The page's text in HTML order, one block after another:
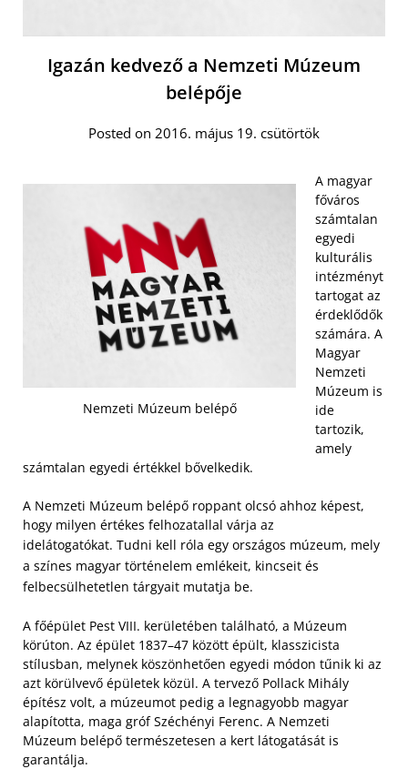
Igazán kedvező a Nemzeti Múzeum
belépője
Posted on 2016. május 19. csütörtök
Nemzeti Múzeum belépő
A magyar
főváros
számtalan
egyedi
kulturális
intézményt
tartogat az
érdeklődők
számára. A
Magyar
Nemzeti
Múzeum is
ide
tartozik,
amely
számtalan egyedi értékkel bővelkedik.
A Nemzeti Múzeum belépő roppant olcsó ahhoz képest,
hogy milyen értékes felhozatallal várja az
idelátogatókat. Tudni kell róla egy országos múzeum, mely
a színes magyar történelem emlékeit, kincseit és
felbecsülhetetlen tárgyait mutatja be.
A főépület Pest VIII. kerületében található, a Múzeum
körúton. Az épület 1837–47 között épült, klasszicista
stílusban, melynek köszönhetően egyedi módon tűnik ki az
azt körülvevő épületek közül. A tervező Pollack Mihály
építész volt, a múzeumot pedig a legnagyobb magyar
alapította, maga gróf Széchényi Ferenc. A Nemzeti
Múzeum belépő természetesen a kert látogatását is
garantálja.